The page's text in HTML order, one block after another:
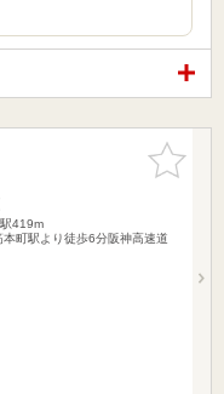
お気に入
りに追加
419m
町駅より徒歩6分阪神高速道